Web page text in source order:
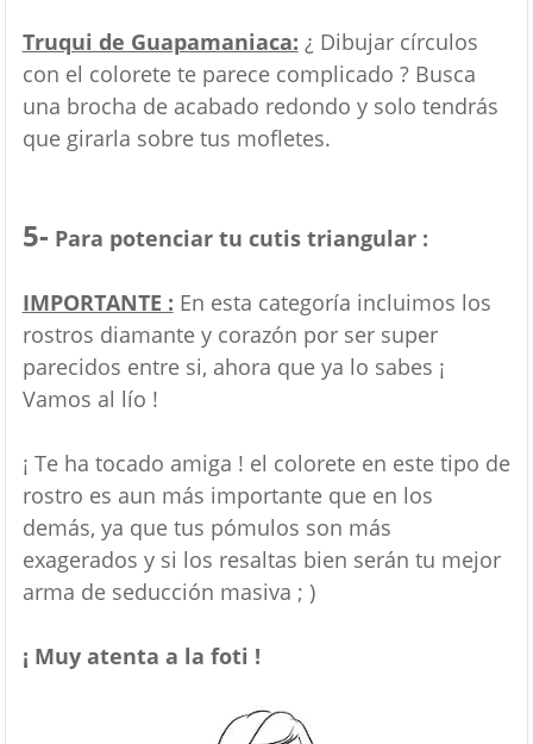
Truqui de Guapamaniaca: ¿ Dibujar círculos
con el colorete te parece complicado ? Busca
una brocha de acabado redondo y solo tendrás
que girarla sobre tus mofletes.
5- Para potenciar tu cutis triangular :
IMPORTANTE : En esta categoría incluimos los
rostros diamante y corazón por ser super
parecidos entre si, ahora que ya lo sabes ¡
Vamos al lío !
¡ Te ha tocado amiga ! el colorete en este tipo de
rostro es aun más importante que en los
demás, ya que tus pómulos son más
exagerados y si los resaltas bien serán tu mejor
arma de seducción masiva ; )
¡ Muy atenta a la foti !